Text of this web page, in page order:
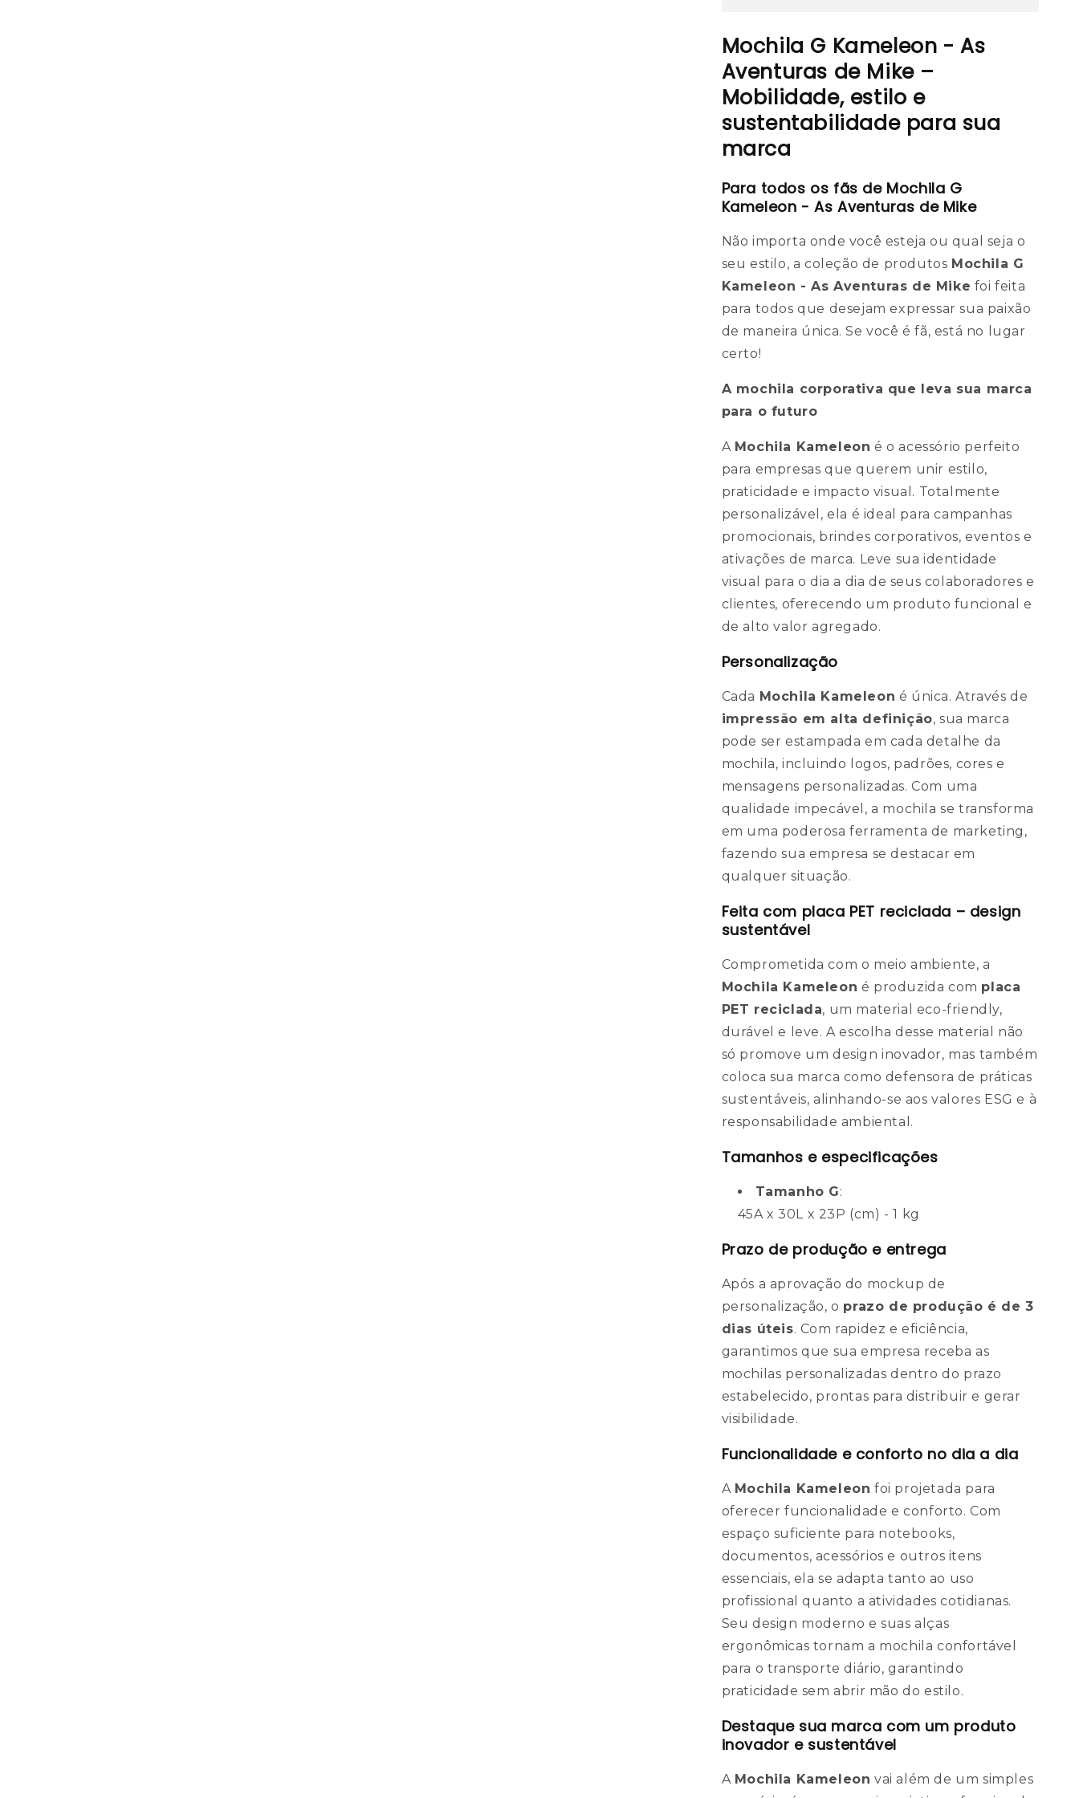
Mochila G Kameleon - As
Aventuras de Mike –
Mobilidade, estilo e
sustentabilidade para sua
marca
Para todos os fãs de Mochila G
Kameleon - As Aventuras de Mike
Não importa onde você esteja ou qual seja o
seu estilo, a coleção de produtos Mochila G
Kameleon - As Aventuras de Mike foi feita
para todos que desejam expressar sua paixão
de maneira única. Se você é fã, está no lugar
certo!
A mochila corporativa que leva sua marca
para o futuro
A Mochila Kameleon é o acessório perfeito
para empresas que querem unir estilo,
praticidade e impacto visual. Totalmente
personalizável, ela é ideal para campanhas
promocionais, brindes corporativos, eventos e
ativações de marca. Leve sua identidade
visual para o dia a dia de seus colaboradores e
clientes, oferecendo um produto funcional e
de alto valor agregado.
Personalização
Cada Mochila Kameleon é única. Através de
impressão em alta definição, sua marca
pode ser estampada em cada detalhe da
mochila, incluindo logos, padrões, cores e
mensagens personalizadas. Com uma
qualidade impecável, a mochila se transforma
em uma poderosa ferramenta de marketing,
fazendo sua empresa se destacar em
qualquer situação.
Feita com placa PET reciclada – design
sustentável
Comprometida com o meio ambiente, a
Mochila Kameleon é produzida com placa
PET reciclada, um material eco-friendly,
durável e leve. A escolha desse material não
só promove um design inovador, mas também
coloca sua marca como defensora de práticas
sustentáveis, alinhando-se aos valores ESG e à
responsabilidade ambiental.
Tamanhos e especificações
Tamanho G:
45A x 30L x 23P (cm) - 1 kg
Prazo de produção e entrega
Após a aprovação do mockup de
personalização, o prazo de produção é de 3
dias úteis. Com rapidez e eficiência,
garantimos que sua empresa receba as
mochilas personalizadas dentro do prazo
estabelecido, prontas para distribuir e gerar
visibilidade.
Funcionalidade e conforto no dia a dia
A Mochila Kameleon foi projetada para
oferecer funcionalidade e conforto. Com
espaço suficiente para notebooks,
documentos, acessórios e outros itens
essenciais, ela se adapta tanto ao uso
profissional quanto a atividades cotidianas.
Seu design moderno e suas alças
ergonômicas tornam a mochila confortável
para o transporte diário, garantindo
praticidade sem abrir mão do estilo.
Destaque sua marca com um produto
inovador e sustentável
A Mochila Kameleon vai além de um simples